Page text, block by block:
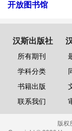
开放图书馆
汉斯出版社
所有期刊
学科分类
书籍出版
联系我们
版权